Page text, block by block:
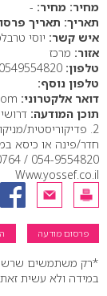
מחיר: -
תאריך
איש קשר: יוסי
אזור: מרכז
טלפון:
טלפון נוסף:
דואר אלקטרוני:
תוכן המודעה:
חדר/פינה או כיסא
Www.yossef.co.il
פרסום מודעה
*רק משתמשים
במידה ולא עשית